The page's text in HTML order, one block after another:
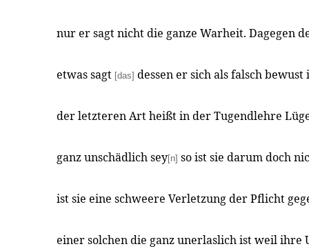
nur er sagt nicht die ganze Warheit. Dagegen
etwas sagt [das] dessen er sich als falsch bewust
der letzteren Art heißt in der Tugendlehre
ganz unschädlich sey[n] so ist sie darum doch
ist sie eine schweere Verletzung der Pflicht
einer solchen die ganz unerlaslich ist weil